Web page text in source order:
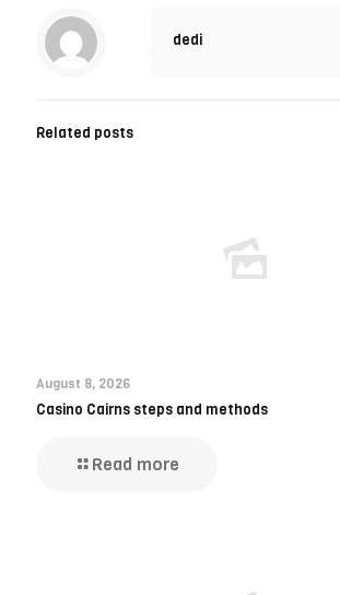
dedi
Related posts
August 8, 2026
Casino Cairns steps and methods
Read more